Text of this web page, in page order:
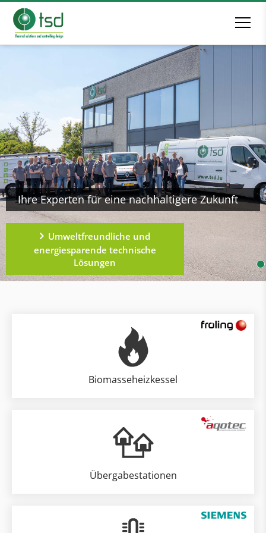
Ihre Experten für eine nachhaltigere Zukunft
Umweltfreundliche und
energiesparende technische
Lösungen
Biomasseheizkessel
Übergabestationen